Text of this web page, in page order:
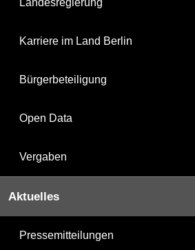
Karriere im Land Berlin
Bürgerbeteiligung
Open Data
Vergaben
Aktuelles
Pressemitteilungen